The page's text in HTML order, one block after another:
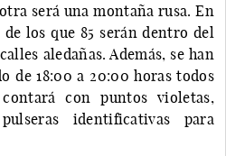
será una montaña rusa. En
los que 85 serán dentro del
aledañas. Además, se han
de 18:00 a 20:00 horas todos
con puntos violetas,
identificativas para